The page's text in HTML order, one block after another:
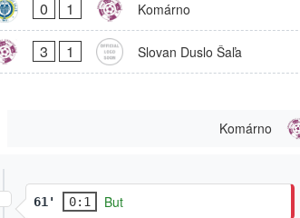
0 1 Komárno
3 1 Slovan Duslo Šaľa
Komárno
61' 0:1 But